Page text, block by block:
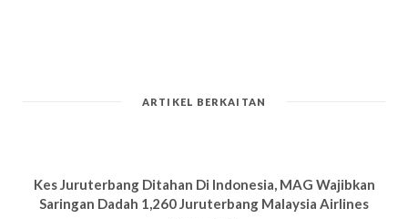
ARTIKEL BERKAITAN
Kes Juruterbang Ditahan Di Indonesia, MAG Wajibkan
Saringan Dadah 1,260 Juruterbang Malaysia Airlines